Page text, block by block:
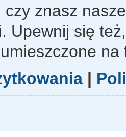
czy znasz
Upewnij się
na
|